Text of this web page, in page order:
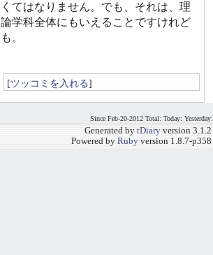
くてはなりません。でも、それは、理
論学科全体にもいえることですけれど
も。
[ツッコミを入れる]
Since Feb-20-2012 Total: Today: Yesterday:
Generated by tDiary version 3.1.2
Powered by Ruby version 1.8.7-p358